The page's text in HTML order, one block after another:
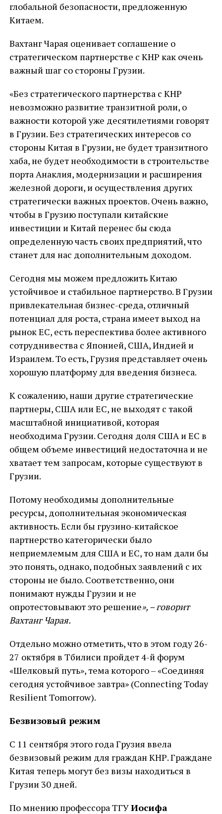
глобальной безопасности, предложенную
Китаем.
Вахтанг Чарая оценивает соглашение о
стратегическом партнерстве с КНР как очень
важный шаг со стороны Грузии.
«Без стратегического партнерства с КНР
невозможно развитие транзитной роли, о
важности которой уже десятилетиями говорят
в Грузии. Без стратегических интересов со
стороны Китая в Грузии, не будет транзитного
хаба, не будет необходимости в строительстве
порта Анаклия, модернизации и расширения
железной дороги, и осуществления других
стратегически важных проектов. Очень важно,
чтобы в Грузию поступали китайские
инвестиции и Китай перенес бы сюда
определенную часть своих предприятий, что
станет для нас дополнительным доходом.
Сегодня мы можем предложить Китаю
устойчивое и стабильное партнерство. В Грузии
привлекательная бизнес-среда, отличный
потенциал для роста, страна имеет выход на
рынок ЕС, есть переспектива более активного
сотруднивества с Японией, США, Индией и
Израилем. То есть, Грузия представляет очень
хорошую платформу для введения бизнеса.
К сожалению, наши другие стратегические
партнеры, США или ЕС, не выходят с такой
масштабной инициативой, которая
необходима Грузии. Сегодня доля США и ЕС в
общем объеме инвестиций недостаточна и не
хватает тем запросам, которые существуют в
Грузии.
Потому необходимы дополнительные
ресурсы, дополнительная экономическая
активность. Если бы грузино-китайское
партнерство категорически было
неприемлемым для США и ЕС, то нам дали бы
это понять, однако, подобных заявлений с их
стороны не было. Соответственно, они
понимают нужды Грузии и не
опротестовывают это решение», – говорит
Вахтанг Чарая.
Отдельно можно отметить, что в этом году 26-
27 октября в Тбилиси пройдет 4-й форум
«Шелковый путь», тема которого – «Соединяя
сегодня устойчивое завтра» (Connecting Today
Resilient Tomorrow).
Безвизовый режим
С 11 сентября этого года Грузия ввела
безвизовый режим для граждан КНР. Граждане
Китая теперь могут без визы находиться в
Грузии 30 дней.
По мнению профессора ТГУИосифа